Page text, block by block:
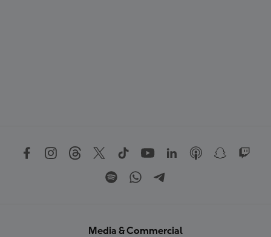
Media & Commercial